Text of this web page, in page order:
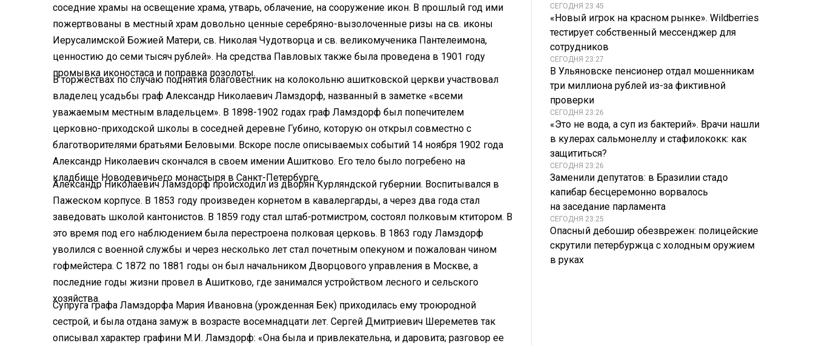
соседние храмы на освещение храма, утварь, облачение, на сооружение икон. В прошлый год ими
пожертвованы в местный храм довольно ценные серебряно-вызолоченные ризы на св. иконы
Иерусалимской Божией Матери, св. Николая Чудотворца и св. великомученика Пантелеимона,
ценностию до семи тысяч рублей». На средства Павловых также была проведена в 1901 году
промывка иконостаса и поправка позолоты.
В торжествах по случаю поднятия благовестник на колокольню ашитковской церкви участвовал
владелец усадьбы граф Александр Николаевич Ламздорф, названный в заметке «всеми
уважаемым местным владельцем». В 1898-1902 годах граф Ламздорф был попечителем
церковно-приходской школы в соседней деревне Губино, которую он открыл совместно с
благотворителями братьями Беловыми. Вскоре после описываемых событий 14 ноября 1902 года
Александр Николаевич скончался в своем имении Ашитково. Его тело было погребено на
кладбище Новодевичьего монастыря в Санкт-Петербурге.
Александр Николаевич Ламздорф происходил из дворян Курляндской губернии. Воспитывался в
Пажеском корпусе. В 1853 году произведен корнетом в кавалергарды, а через два года стал
заведовать школой кантонистов. В 1859 году стал штаб-ротмистром, состоял полковым ктитором. В
это время под его наблюдением была перестроена полковая церковь. В 1863 году Ламздорф
уволился с военной службы и через несколько лет стал почетным опекуном и пожалован чином
гофмейстера. С 1872 по 1881 годы он был начальником Дворцового управления в Москве, а
последние годы жизни провел в Ашитково, где занимался устройством лесного и сельского
хозяйства.
Супруга графа Ламздорфа Мария Ивановна (урожденная Бек) приходилась ему троюродной
сестрой, и была отдана замуж в возрасте восемнадцати лет. Сергей Дмитриевич Шереметев так
описывал характер графини М.И. Ламздорф: «Она была и привлекательна, и даровита; разговор ее
СЕГОДНЯ 23:45
«Новый игрок на красном рынке». Wildberries
тестирует собственный мессенджер для
сотрудников
СЕГОДНЯ 23:27
В Ульяновске пенсионер отдал мошенникам
три миллиона рублей из-за фиктивной
проверки
СЕГОДНЯ 23:26
«Это не вода, а суп из бактерий». Врачи нашли
в кулерах сальмонеллу и стафилококк: как
защититься?
СЕГОДНЯ 23:26
Заменили депутатов: в Бразилии стадо
капибар бесцеремонно ворвалось
на заседание парламента
СЕГОДНЯ 23:25
Опасный дебошир обезврежен: полицейские
скрутили петербуржца с холодным оружием
в руках